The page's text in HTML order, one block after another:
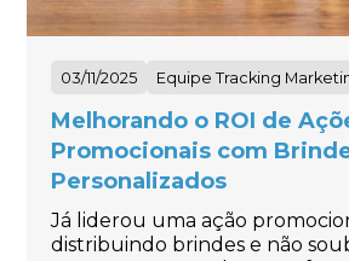
03/11/2025 Equipe Tracking
Melhorando o ROI de
Promocionais com
Personalizados
Já liderou uma ação
distribuindo brindes e não